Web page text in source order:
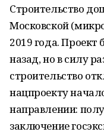
Строительство
Московской
2019 года. Проект
назад, но в силу
строительство
нацпроекту
направлении:
заключение